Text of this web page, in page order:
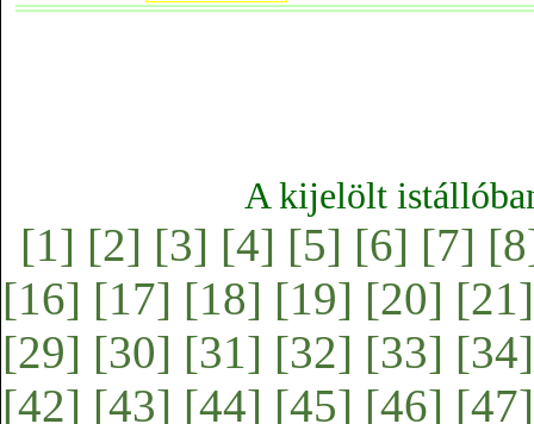
A kijelölt
[1] [2] [3] [4] [5] [6] [7]
[16] [17] [18] [19] [20] [21]
[29] [30] [31] [32] [33] [34]
[42] [43] [44] [45] [46] [47]